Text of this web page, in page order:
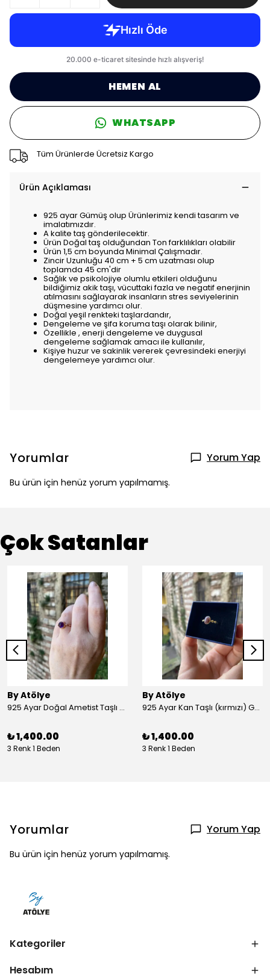
HEMEN AL
WHATSAPP
Tüm Ürünlerde Ücretsiz Kargo
Ürün Açıklaması
925 ayar Gümüş olup Ürünlerimiz kendi tasarım ve
imalatımızdır.
A kalite taş gönderilecektir.
Ürün Doğal taş olduğundan Ton farklılıkları olabilir
Ürün 1,5 cm boyunda Minimal Çalışmadır.
Zincir Uzunluğu 40 cm + 5 cm uzatması olup
toplamda 45 cm'dir
Sağlık ve psikolojiye olumlu etkileri olduğunu
bildiğimiz akik taşı, vücuttaki fazla ve negatif enerjinin
atılmasını sağlayarak insanların stres seviyelerinin
düşmesine yardımcı olur.
Doğal yeşil renkteki taşlardandır,
Dengeleme ve şifa koruma taşı olarak bilinir,
Özellikle , enerji dengeleme ve duygusal
dengeleme sağlamak amacı ile kullanılır,
Kişiye huzur ve sakinlik vererek çevresindeki enerjiyi
dengelemeye yardımcı olur.
Yorumlar Yorum Yap
Bu ürün için henüz yorum yapılmamış.
Çok Satanlar
By Atölye
925 Ayar Doğal Ametist Taşlı Yuvarlak Gümüş Yüzük
₺ 1,400.00
3 Renk 1 Beden
By Atölye
925 Ayar Kan Taşlı (kırmızı) Gümüş Yüzük
₺ 1,400.00
3 Renk 1 Beden
Yorumlar Yorum Yap
Bu ürün için henüz yorum yapılmamış.
Kategoriler
Hesabım